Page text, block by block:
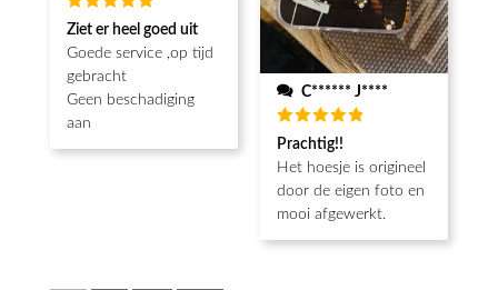
Beoordeeld
5van de 5
Ziet er heel goed uit
Goede service ,op tijd
gebracht
Geen beschadiging
aan
C****** J****
Beoordeeld
5 van de 5
Prachtig!!
Het hoesje is origineel
door de eigen foto en
mooi afgewerkt.